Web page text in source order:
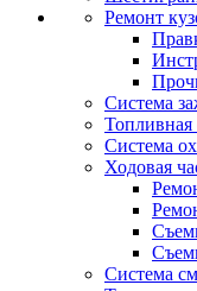
Ремонт
Система
Топливная
Система
Ходовая
Система